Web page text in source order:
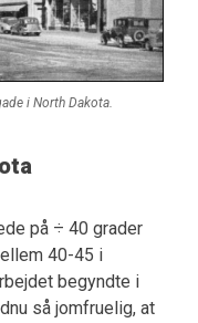
i North Dakota.
på ÷ 40 grader
40-45 i
begyndte i
så jomfruelig, at